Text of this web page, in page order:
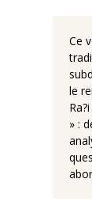
Ce
le
» :